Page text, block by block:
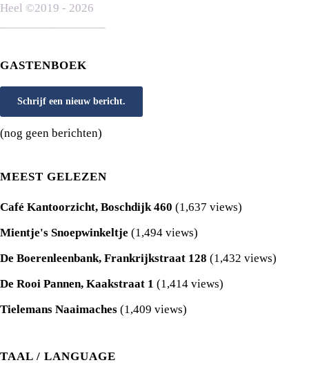
Heel ©2019 - 2026
GASTENBOEK
(nog geen berichten)
MEEST GELEZEN
Café Kantoorzicht, Boschdijk 460 (1,637 views)
Mientje's Snoepwinkeltje (1,494 views)
De Boerenleenbank, Frankrijkstraat 128 (1,432 views)
De Rooi Pannen, Kaakstraat 1 (1,414 views)
Tielemans Naaimaches (1,409 views)
TAAL / LANGUAGE